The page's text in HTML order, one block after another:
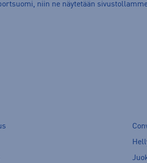
niin ne näytetään